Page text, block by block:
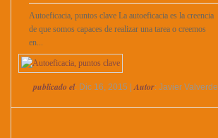
Autoeficacia, puntos clave La autoeficacia es la creencia
de que somos capaces de realizar una tarea o creemos
en...
publicado el: Dic 16, 2015 |Autor: Javier Valverde